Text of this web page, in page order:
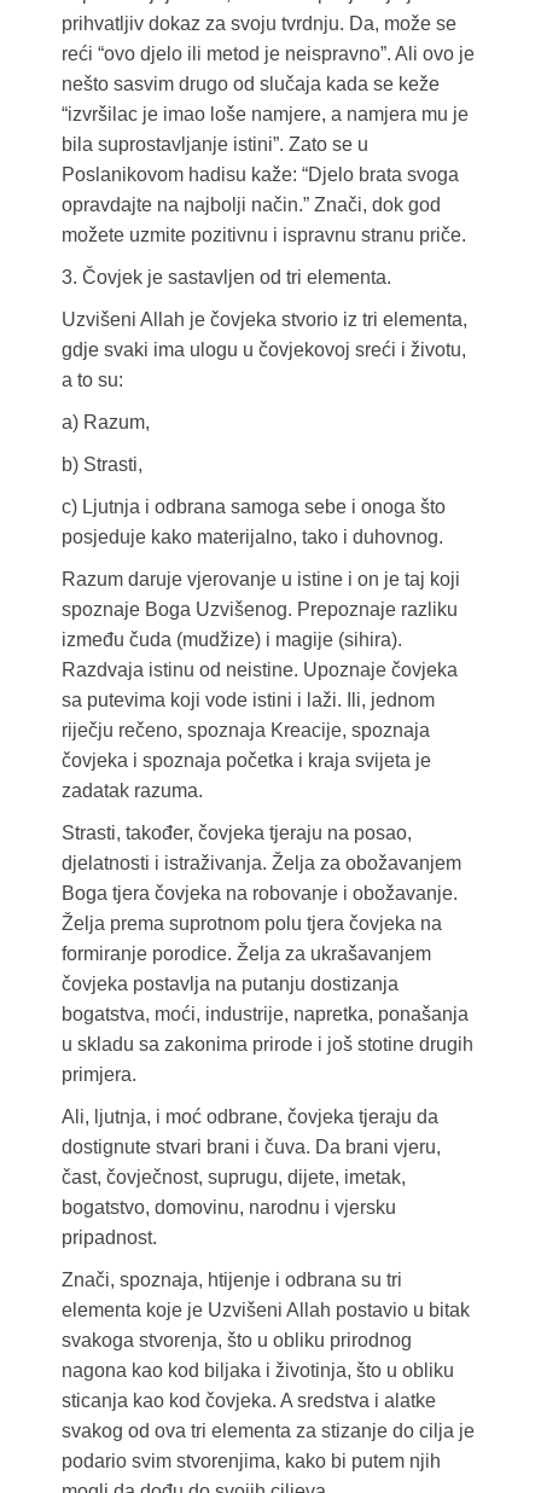
prihvatljiv dokaz za svoju tvrdnju. Da, može se
reći “ovo djelo ili metod je neispravno”. Ali ovo je
nešto sasvim drugo od slučaja kada se keže
“izvršilac je imao loše namjere, a namjera mu je
bila suprostavljanje istini”. Zato se u
Poslanikovom hadisu kaže: “Djelo brata svoga
opravdajte na najbolji način.” Znači, dok god
možete uzmite pozitivnu i ispravnu stranu priče.
3. Čovjek je sastavljen od tri elementa.
Uzvišeni Allah je čovjeka stvorio iz tri elementa,
gdje svaki ima ulogu u čovjekovoj sreći i životu,
a to su:
a) Razum,
b) Strasti,
c) Ljutnja i odbrana samoga sebe i onoga što
posjeduje kako materijalno, tako i duhovnog.
Razum daruje vjerovanje u istine i on je taj koji
spoznaje Boga Uzvišenog. Prepoznaje razliku
između čuda (mudžize) i magije (sihira).
Razdvaja istinu od neistine. Upoznaje čovjeka
sa putevima koji vode istini i laži. Ili, jednom
riječju rečeno, spoznaja Kreacije, spoznaja
čovjeka i spoznaja početka i kraja svijeta je
zadatak razuma.
Strasti, također, čovjeka tjeraju na posao,
djelatnosti i istraživanja. Želja za obožavanjem
Boga tjera čovjeka na robovanje i obožavanje.
Želja prema suprotnom polu tjera čovjeka na
formiranje porodice. Želja za ukrašavanjem
čovjeka postavlja na putanju dostizanja
bogatstva, moći, industrije, napretka, ponašanja
u skladu sa zakonima prirode i još stotine drugih
primjera.
Ali, ljutnja, i moć odbrane, čovjeka tjeraju da
dostignute stvari brani i čuva. Da brani vjeru,
čast, čovječnost, suprugu, dijete, imetak,
bogatstvo, domovinu, narodnu i vjersku
pripadnost.
Znači, spoznaja, htijenje i odbrana su tri
elementa koje je Uzvišeni Allah postavio u bitak
svakoga stvorenja, što u obliku prirodnog
nagona kao kod biljaka i životinja, što u obliku
sticanja kao kod čovjeka. A sredstva i alatke
svakog od ova tri elementa za stizanje do cilja je
podario svim stvorenjima, kako bi putem njih